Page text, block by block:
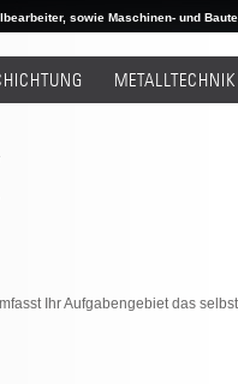
sowie Maschinen- und
METALLTECHNIK
Ihr Aufgabengebiet das